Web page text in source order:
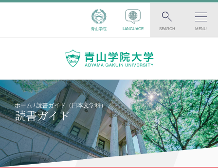
青山学院 LANGUAGE SEARCH MENU
ホーム 読書ガイド（日本文学科）
読書ガイド